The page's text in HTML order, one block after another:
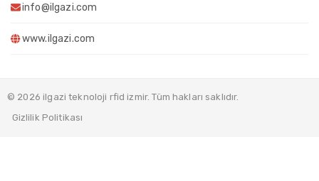
info@ilgazi.com
www.ilgazi.com
© 2026 ilgazi teknoloji rfid izmir. Tüm hakları saklıdır.
Gizlilik Politikası